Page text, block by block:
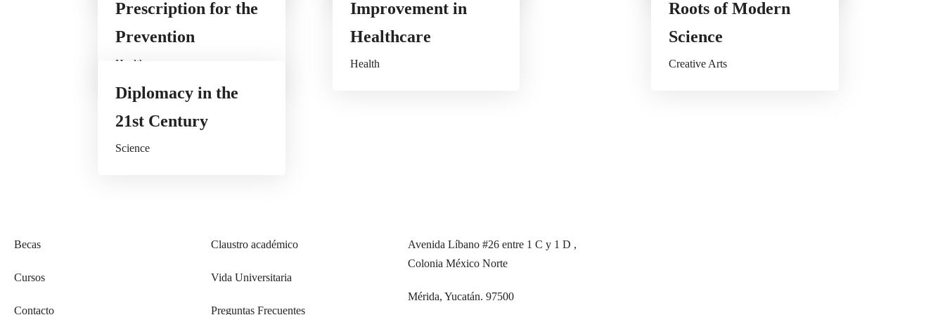
Prescription for the
Prevention
Health
Improvement in
Healthcare
Health
Roots of Modern
Science
Creative Arts
Diplomacy in the
21st Century
Science
Suscríbete a nuestro boletín
Becas
Cursos
Contacto
Claustro académico
Vida Universitaria
Preguntas Frecuentes
Avenida Líbano #26 entre 1 C y 1 D ,
Colonia México Norte
Mérida, Yucatán. 97500